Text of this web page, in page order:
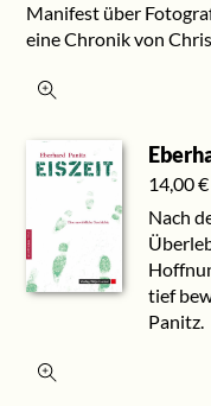
Manifest über
eine Chronik von
14,00€
Nach
tief
Panitz.